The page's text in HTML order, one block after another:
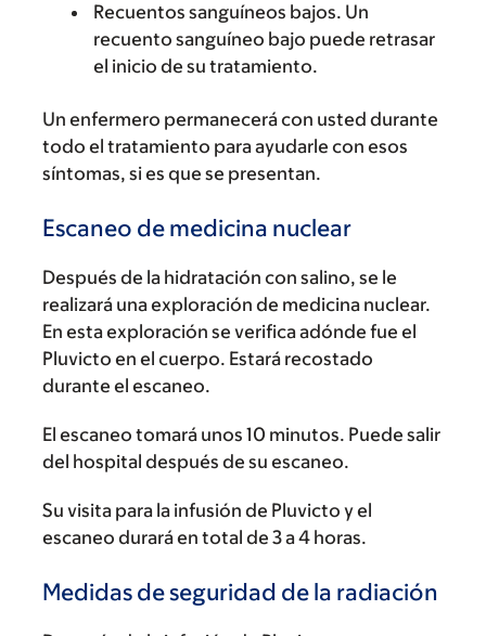
Recuentos sanguíneos bajos. Un
recuento sanguíneo bajo puede retrasar
el inicio de su tratamiento.
Un enfermero permanecerá con usted durante
todo el tratamiento para ayudarle con esos
síntomas, si es que se presentan.
Escaneo de medicina nuclear
Después de la hidratación con salino, se le
realizará una exploración de medicina nuclear.
En esta exploración se verifica adónde fue el
Pluvicto en el cuerpo. Estará recostado
durante el escaneo.
El escaneo tomará unos 10 minutos. Puede salir
del hospital después de su escaneo.
Su visita para la infusión de Pluvicto y el
escaneo durará en total de 3 a 4 horas.
Medidas de seguridad de la radiación